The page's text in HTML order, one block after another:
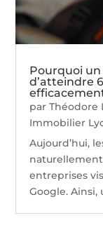
Pourquoi
d’atteindre
parThéodore
Immobilier
Aujourd’hui,
entreprises
Google.